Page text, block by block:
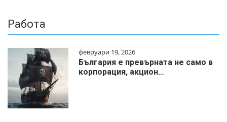
Работа
февруари 19, 2026
България е превърната не само в
корпорация, акцион…